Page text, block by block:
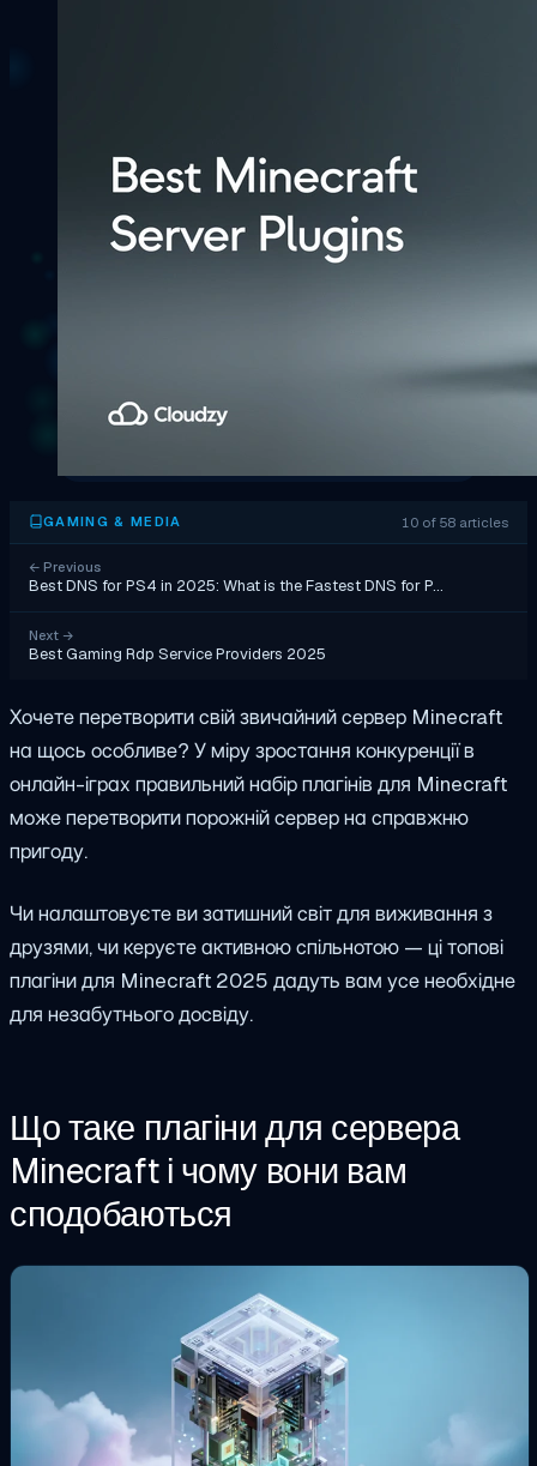
GAMING & MEDIA 10 of 58 articles
← Previous
Best DNS for PS4 in 2025: What is the Fastest DNS for P…
Next →
Best Gaming Rdp Service Providers 2025
Хочете перетворити свій звичайний сервер Minecraft
на щось особливе? У міру зростання конкуренції в
онлайн-іграх правильний набір плагінів для Minecraft
може перетворити порожній сервер на справжню
пригоду.
Чи налаштовуєте ви затишний світ для виживання з
друзями, чи керуєте активною спільнотою — ці топові
плагіни для Minecraft 2025 дадуть вам усе необхідне
для незабутнього досвіду.
Що таке плагіни для сервера
Minecraft і чому вони вам
сподобаються